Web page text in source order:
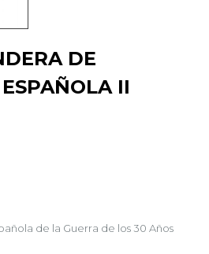
DE
II
de la Guerra de los 30 Años